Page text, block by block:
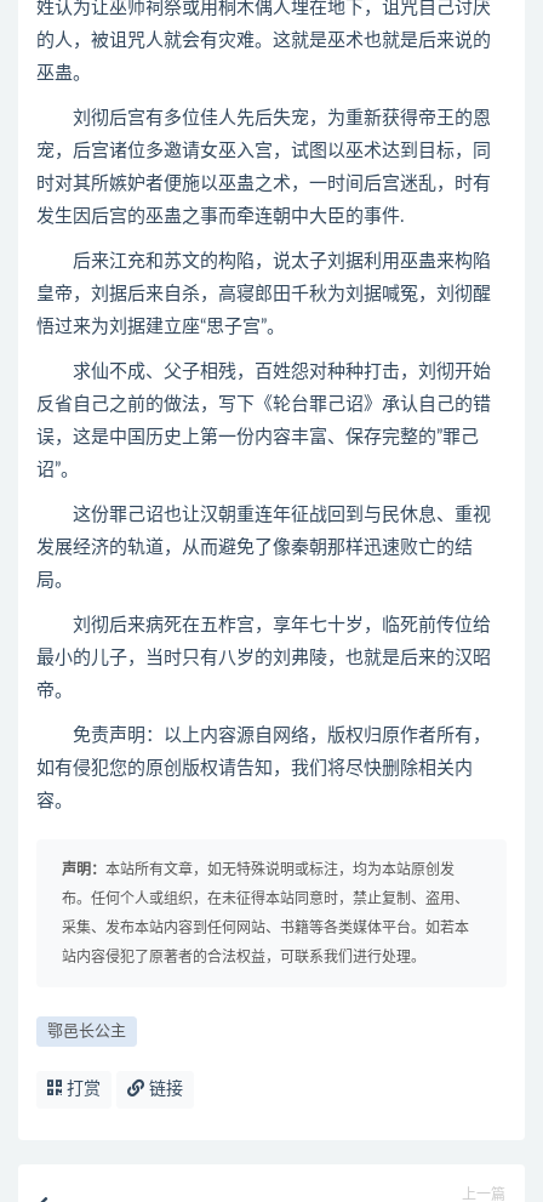
姓认为让巫师祠祭或用桐木偶人埋在地下，诅咒自己讨厌
的人，被诅咒人就会有灾难。这就是巫术也就是后来说的
巫蛊。
刘彻后宫有多位佳人先后失宠，为重新获得帝王的恩
宠，后宫诸位多邀请女巫入宫，试图以巫术达到目标，同
时对其所嫉妒者便施以巫蛊之术，一时间后宫迷乱，时有
发生因后宫的巫蛊之事而牵连朝中大臣的事件.
后来江充和苏文的构陷，说太子刘据利用巫蛊来构陷
皇帝，刘据后来自杀，高寝郎田千秋为刘据喊冤，刘彻醒
悟过来为刘据建立座“思子宫”。
求仙不成、父子相残，百姓怨对种种打击，刘彻开始
反省自己之前的做法，写下《轮台罪己诏》承认自己的错
误，这是中国历史上第一份内容丰富、保存完整的”罪己
诏”。
这份罪己诏也让汉朝重连年征战回到与民休息、重视
发展经济的轨道，从而避免了像秦朝那样迅速败亡的结
局。
刘彻后来病死在五柞宫，享年七十岁，临死前传位给
最小的儿子，当时只有八岁的刘弗陵，也就是后来的汉昭
帝。
免责声明：以上内容源自网络，版权归原作者所有，
如有侵犯您的原创版权请告知，我们将尽快删除相关内
容。
声明： 本站所有文章，如无特殊说明或标注，均为本站原创发
布。任何个人或组织，在未征得本站同意时，禁止复制、盗用、
采集、发布本站内容到任何网站、书籍等各类媒体平台。如若本
站内容侵犯了原著者的合法权益，可联系我们进行处理。
鄂邑长公主
打赏 链接
上一篇